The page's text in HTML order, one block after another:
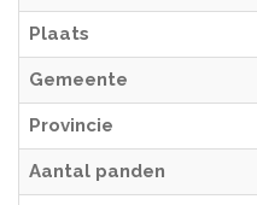
Plaats
Gemeente
Provincie
Aantal panden